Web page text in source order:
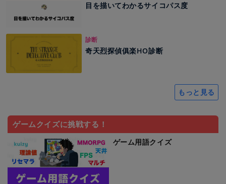
目を描いてわかるサイコパス度
診断
奇天烈探偵俱楽HO診断
もっと見る
ゲームクイズに挑戦する！
ゲーム用語クイズ